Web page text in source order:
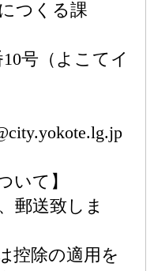
つくる課
号（よこてイ
いて】
郵送致しま
控除の適用を